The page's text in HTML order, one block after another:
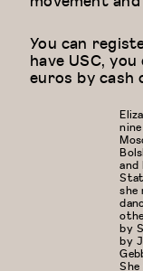
You can
have USC,
euros by
she
by
by